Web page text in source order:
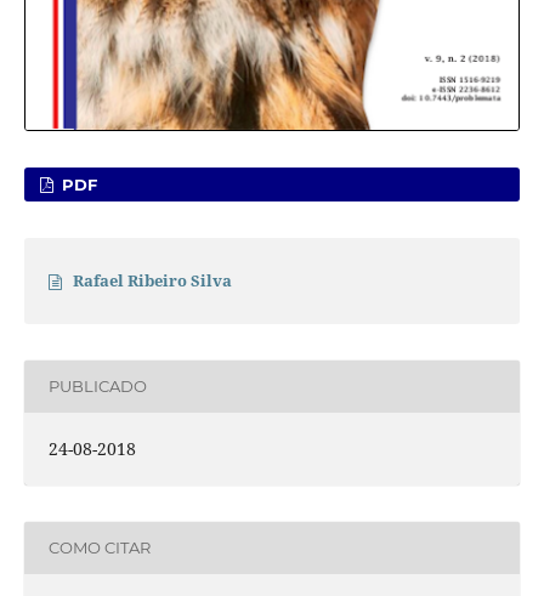
PDF
Rafael Ribeiro Silva
PUBLICADO
24-08-2018
COMO CITAR